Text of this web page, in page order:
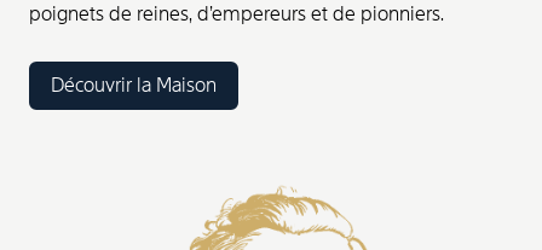
poignets de reines, d’empereurs et de pionniers.
Découvrir la Maison